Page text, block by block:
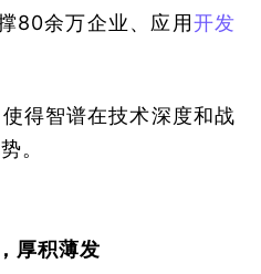
80余万企业、应用开发
使得智谱在技术深度和战
。
厚积薄发